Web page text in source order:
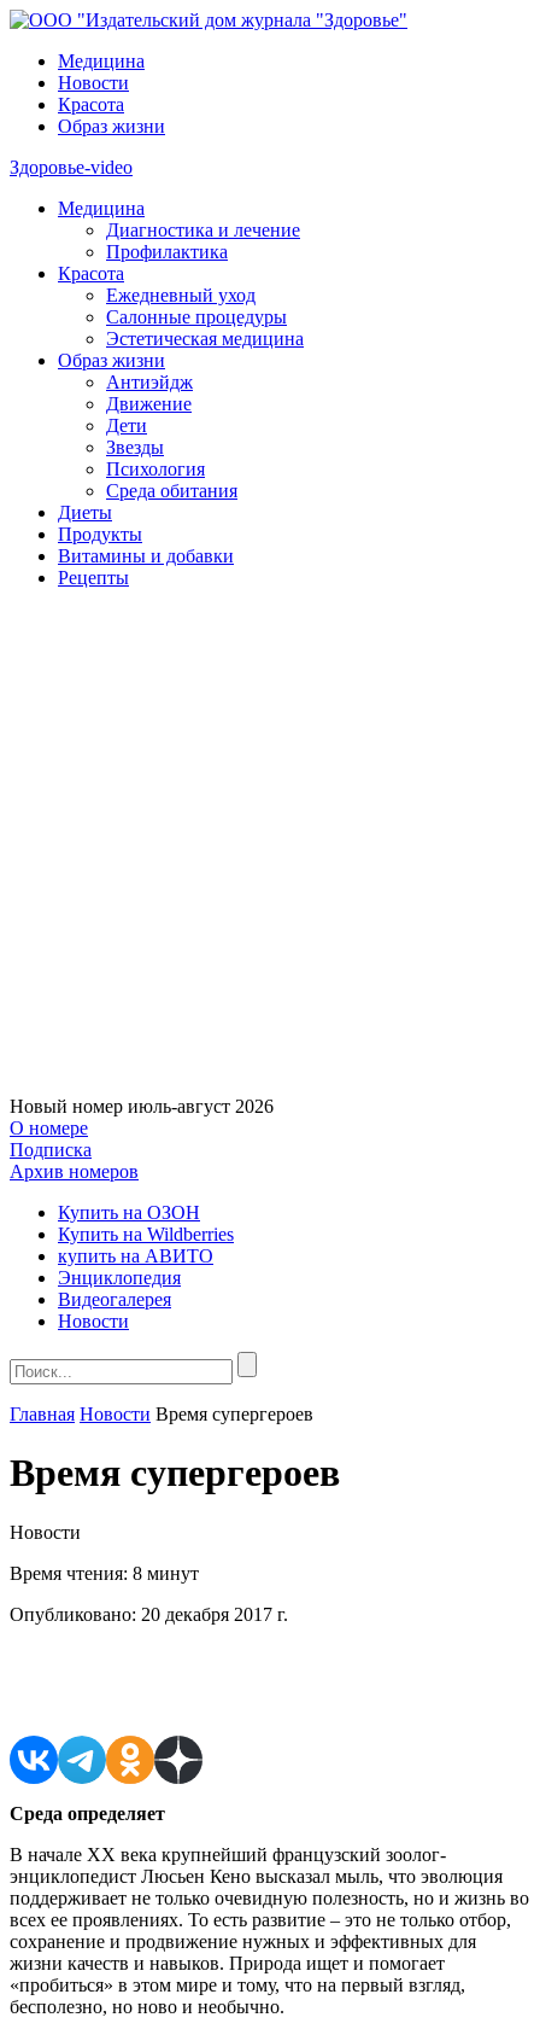
Медицина
Новости
Красота
Образ жизни
Здоровье-video
Медицина
Диагностика и лечение
Профилактика
Красота
Ежедневный уход
Салонные процедуры
Эстетическая медицина
Образ жизни
Антиэйдж
Движение
Дети
Звезды
Психология
Среда обитания
Диеты
Продукты
Витамины и добавки
Рецепты
Новый номер июль-август 2026
О номере
Подписка
Архив номеров
Купить на ОЗОН
Купить на Wildberries
купить на АВИТО
Энциклопедия
Видеогалерея
Новости
Главная Новости Время супергероев
Время супергероев
Новости
Время чтения: 8 минут
Опубликовано: 20 декабря 2017 г.
Среда определяет
В начале ХХ века крупнейший французский зоолог-
энциклопедист Люсьен Кено высказал мыль, что эволюция
поддерживает не только очевидную полезность, но и жизнь во
всех ее проявлениях. То есть развитие – это не только отбор,
сохранение и продвижение нужных и эффективных для
жизни качеств и навыков. Природа ищет и помогает
«пробиться» в этом мире и тому, что на первый взгляд,
бесполезно, но ново и необычно.